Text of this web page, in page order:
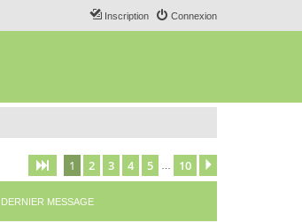
Connexion
Inscription
Page sur10
1 2 3 4 5 10
DERNIER MESSAGE